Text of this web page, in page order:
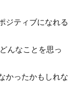
ジティブになれる
んなことを思っ
かったかもしれな